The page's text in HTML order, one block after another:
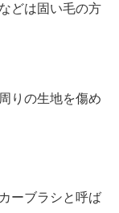
どは固い毛の方
りの生地を傷め
ーブラシと呼ば